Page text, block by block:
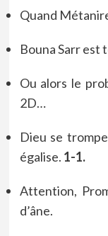
Quand
Bouna Sarr est
Ou alors le
2D…
Dieu se
égalise. 1-1.
Attention,
d’âne.